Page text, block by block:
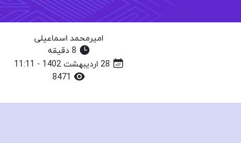
امیرمحمد اسماعیلی